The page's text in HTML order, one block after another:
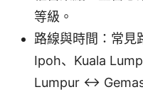
等級。
路線與時間：常
Ipoh、Kuala
Lumpur ↔ Gemas